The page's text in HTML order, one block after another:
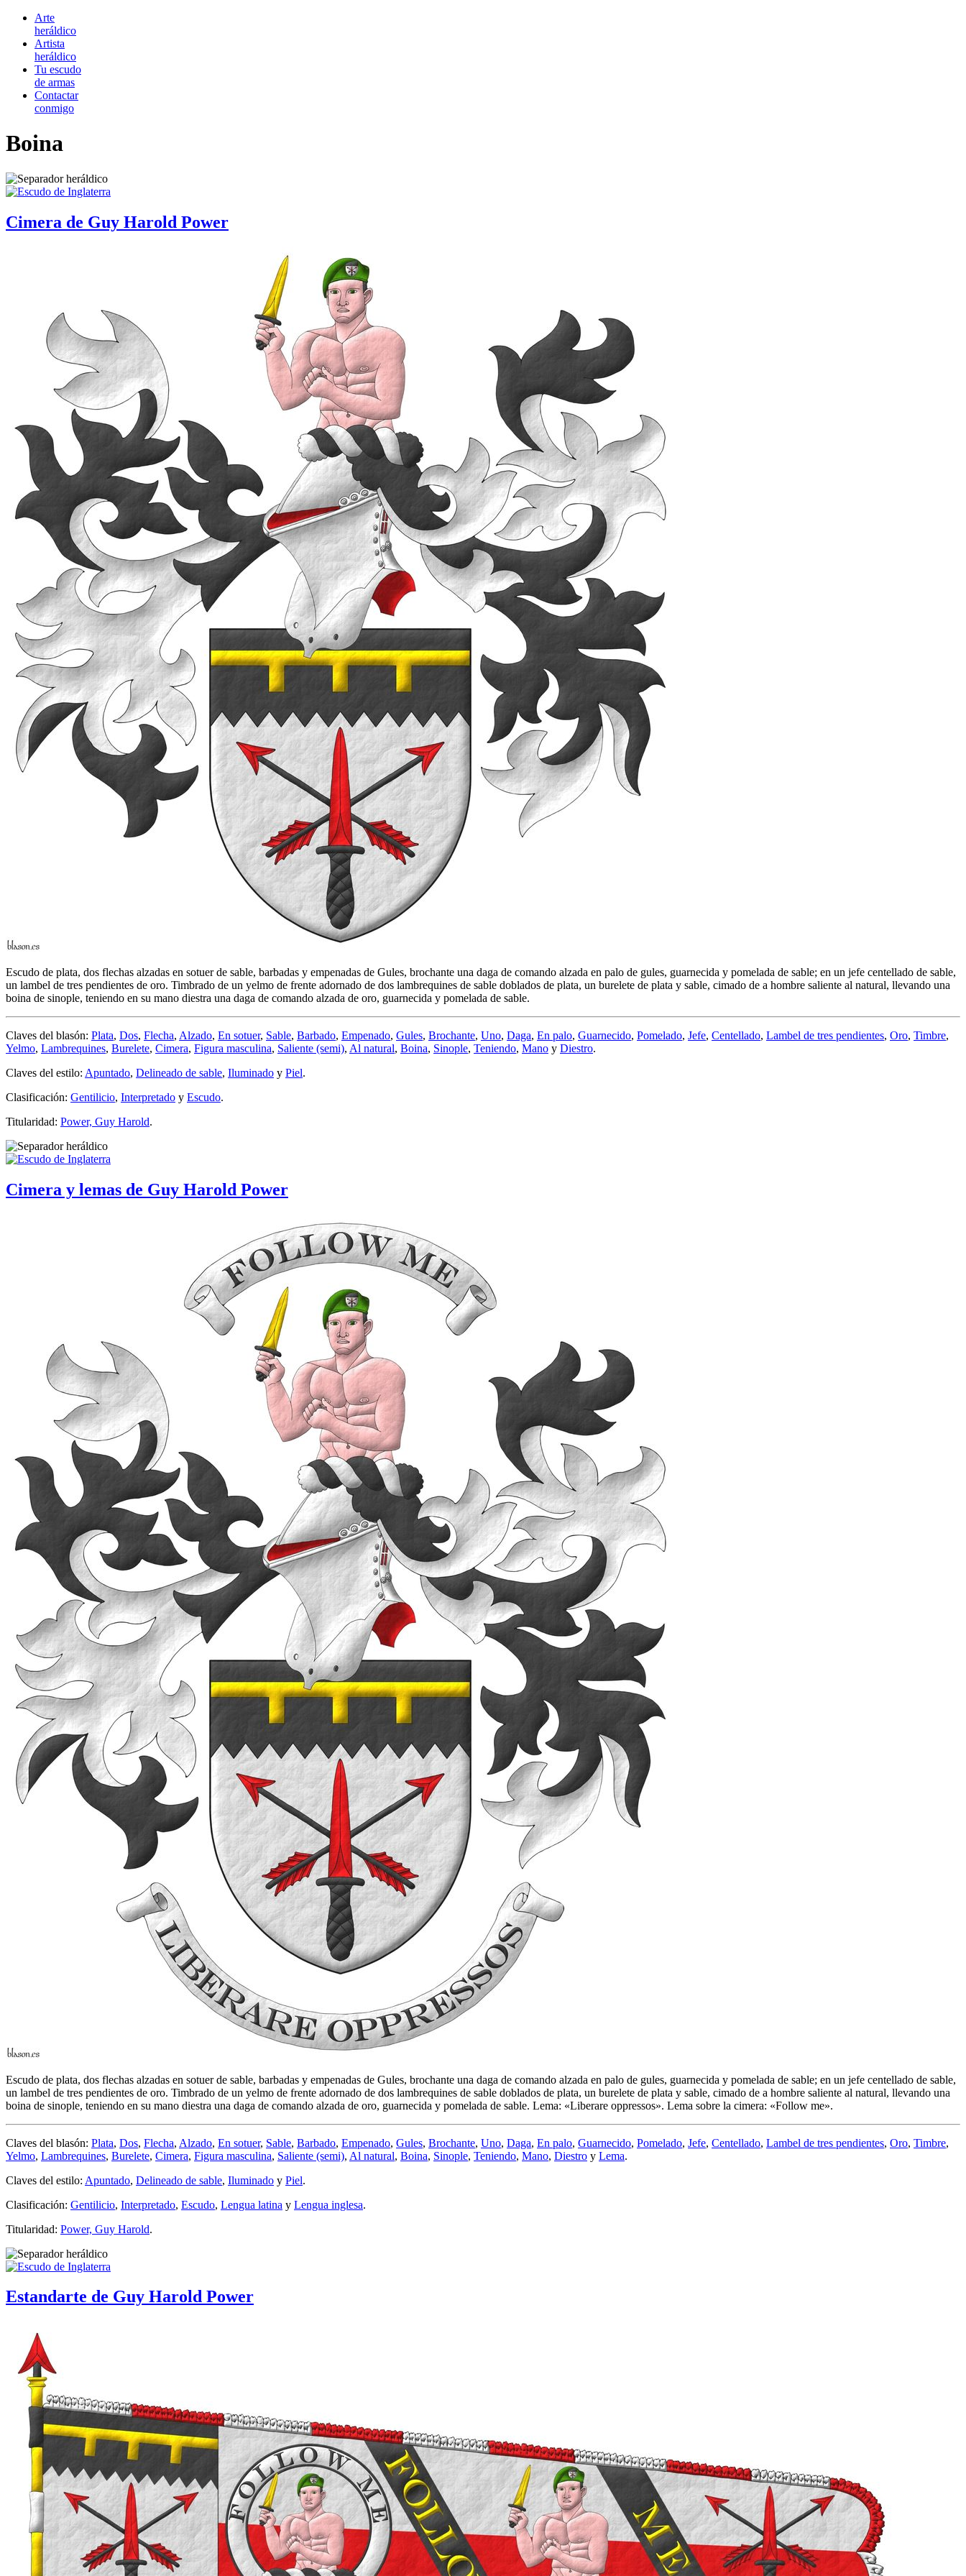
Arte
heráldico
Artista
heráldico
Tu escudo
de armas
Contactar
conmigo
Boina
Cimera de Guy Harold Power
Escudo de plata, dos flechas alzadas en sotuer de sable, barbadas y empenadas de Gules, brochante una daga de comando alzada en palo de gules, guarnecida y pomelada de sable; en un jefe centellado de sable,
un lambel de tres pendientes de oro. Timbrado de un yelmo de frente adornado de dos lambrequines de sable doblados de plata, un burelete de plata y sable, cimado de a hombre saliente al natural, llevando una
boina de sinople, teniendo en su mano diestra una daga de comando alzada de oro, guarnecida y pomelada de sable.
Claves del blasón: Plata, Dos, Flecha, Alzado, En sotuer, Sable, Barbado, Empenado, Gules, Brochante, Uno, Daga, En palo, Guarnecido, Pomelado, Jefe, Centellado, Lambel de tres pendientes, Oro, Timbre,
Yelmo, Lambrequines, Burelete, Cimera, Figura masculina, Saliente (semi), Al natural, Boina, Sinople, Teniendo, Mano y Diestro.
Claves del estilo: Apuntado, Delineado de sable, Iluminado y Piel.
Clasificación: Gentilicio, Interpretado y Escudo.
Titularidad: Power, Guy Harold.
Cimera y lemas de Guy Harold Power
Escudo de plata, dos flechas alzadas en sotuer de sable, barbadas y empenadas de Gules, brochante una daga de comando alzada en palo de gules, guarnecida y pomelada de sable; en un jefe centellado de sable,
un lambel de tres pendientes de oro. Timbrado de un yelmo de frente adornado de dos lambrequines de sable doblados de plata, un burelete de plata y sable, cimado de a hombre saliente al natural, llevando una
boina de sinople, teniendo en su mano diestra una daga de comando alzada de oro, guarnecida y pomelada de sable. Lema: «Liberare oppressos». Lema sobre la cimera: «Follow me».
Claves del blasón: Plata, Dos, Flecha, Alzado, En sotuer, Sable, Barbado, Empenado, Gules, Brochante, Uno, Daga, En palo, Guarnecido, Pomelado, Jefe, Centellado, Lambel de tres pendientes, Oro, Timbre,
Yelmo, Lambrequines, Burelete, Cimera, Figura masculina, Saliente (semi), Al natural, Boina, Sinople, Teniendo, Mano, Diestro y Lema.
Claves del estilo: Apuntado, Delineado de sable, Iluminado y Piel.
Clasificación: Gentilicio, Interpretado, Escudo, Lengua latina y Lengua inglesa.
Titularidad: Power, Guy Harold.
Estandarte de Guy Harold Power